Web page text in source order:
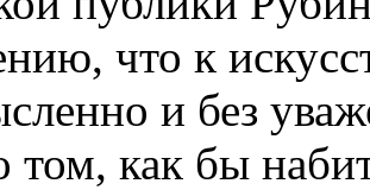
что к
и без
том, как бы